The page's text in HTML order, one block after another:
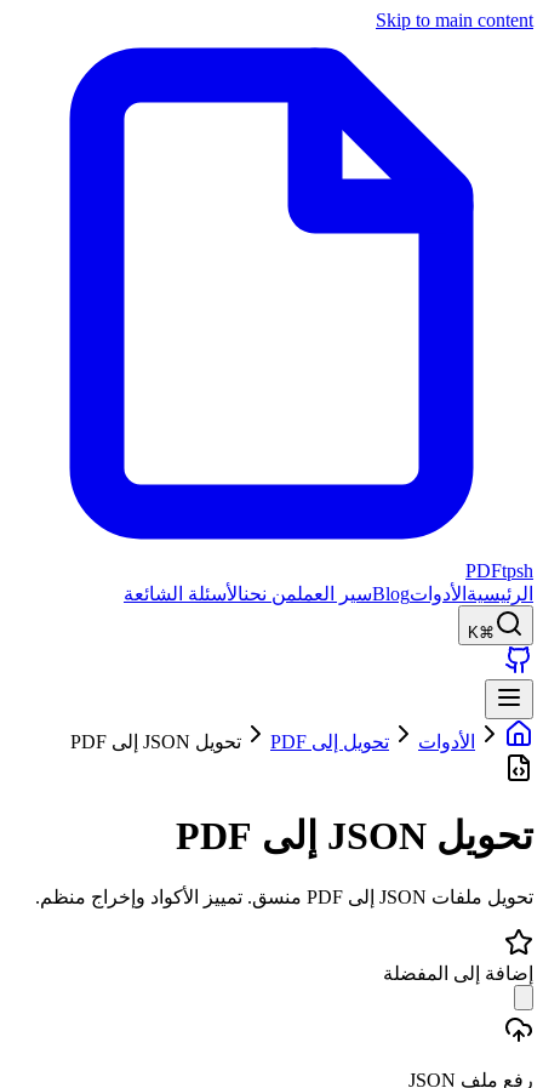
Skip to main content
PDFtpsh
الرئيسية الأدواتBlogسير العملمن نحنالأسئلة الشائعة
⌘K
الأدوات تحويل إلى PDF تحويل JSON إلى PDF
تحويل JSON إلى PDF
تحويل ملفات JSON إلى PDF منسق. تمييز الأكواد وإخراج منظم.
إضافة إلى المفضلة
رفع ملف JSON